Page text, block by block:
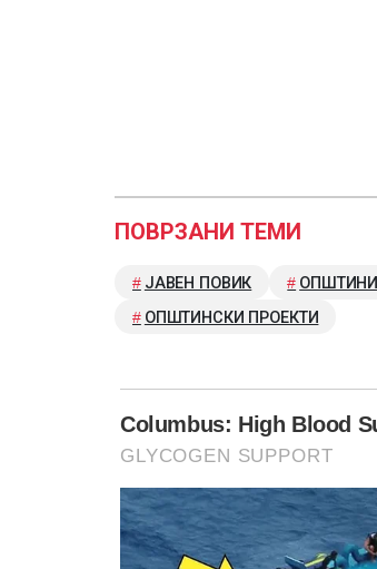
ПОВРЗАНИ ТЕМИ
ЈАВЕН ПОВИК ОПШТИНИ
ОПШТИНСКИ ПРОЕКТИ